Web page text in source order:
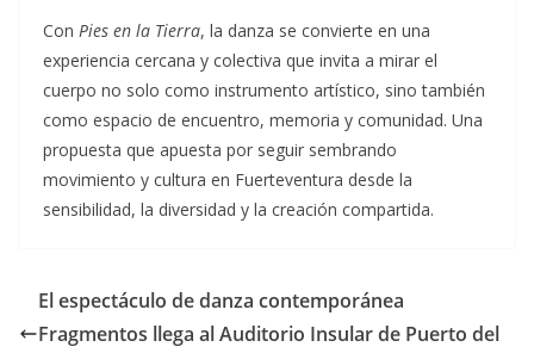
Con Pies en la Tierra, la danza se convierte en una
experiencia cercana y colectiva que invita a mirar el
cuerpo no solo como instrumento artístico, sino también
como espacio de encuentro, memoria y comunidad. Una
propuesta que apuesta por seguir sembrando
movimiento y cultura en Fuerteventura desde la
sensibilidad, la diversidad y la creación compartida.
El espectáculo de danza contemporánea
Fragmentos llega al Auditorio Insular de Puerto del